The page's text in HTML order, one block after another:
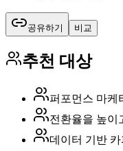
공유하기 비교
추천 대상
퍼포먼스 마케
전환율을 높이
데이터 기반